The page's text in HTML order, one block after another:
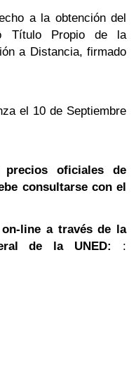
a la obtención del
Título Propio de la
a Distancia, firmado
el 10 de Septiembre
precios oficiales de
consultarse con el
line a través de la
de la UNED:
: